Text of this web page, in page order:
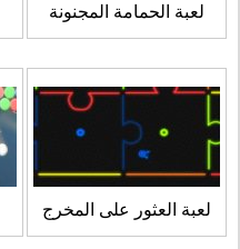
لعبة الحمامة المجنونة
لعبة العثور على المخرج